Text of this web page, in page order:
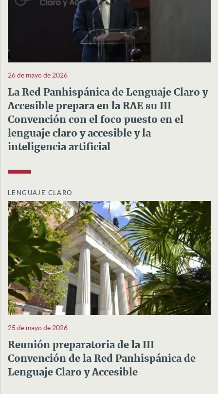
26 de mayo de 2026
La Red Panhispánica de Lenguaje Claro y
Accesible prepara en la RAE su III
Convención con el foco puesto en el
lenguaje claro y accesible y la
inteligencia artificial
LENGUAJE CLARO
25 de mayo de 2026
Reunión preparatoria de la III
Convención de la Red Panhispánica de
Lenguaje Claro y Accesible